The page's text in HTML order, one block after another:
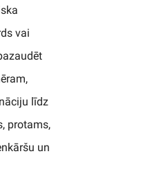
vai
līdz
protams,
un